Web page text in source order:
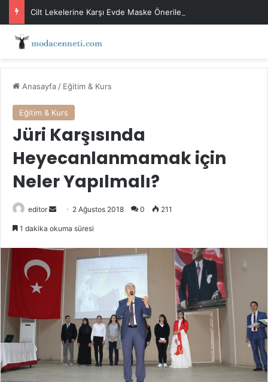
Cilt Lekelerine Karşı Evde Maske Önerileri
Anasayfa / Eğitim & Kurs
Eğitim & Kurs
Jüri Karşısında
Heyecanlanmamak için
Neler Yapılmalı?
editor
Bir
göndermek
2 Ağustos 2018 0 211
1 dakika okuma süresi